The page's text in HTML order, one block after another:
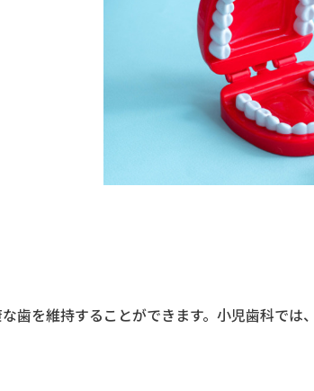
歯を維持することができます。小児歯科では